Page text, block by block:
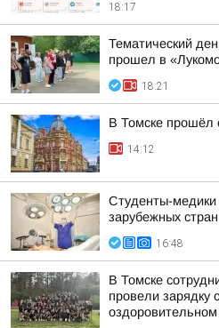
18:17
Тематический
прошел в
18:21
В Томске прошёл
14:12
Студенты-медики
зарубежных
16:48
В Томске
провели зарядку
оздоровительном